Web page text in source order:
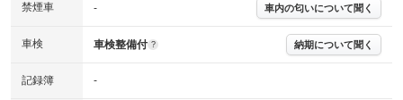
禁煙車 - 車内の匂いについて聞く
車検 車検整備付 ? 納期について聞く
記録簿 -